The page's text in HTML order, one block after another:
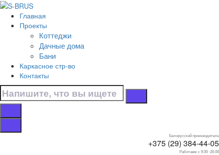
Перейти к контенту
Главная
Проекты
Коттеджи
Дачные дома
Бани
Каркасное стр-во
Контакты
Белорусский производитель
+375 (29) 384-44-05
Работаем с 9.00 -20.00
Главная
С террасой
14х13
Дома 14х13 с
террасой